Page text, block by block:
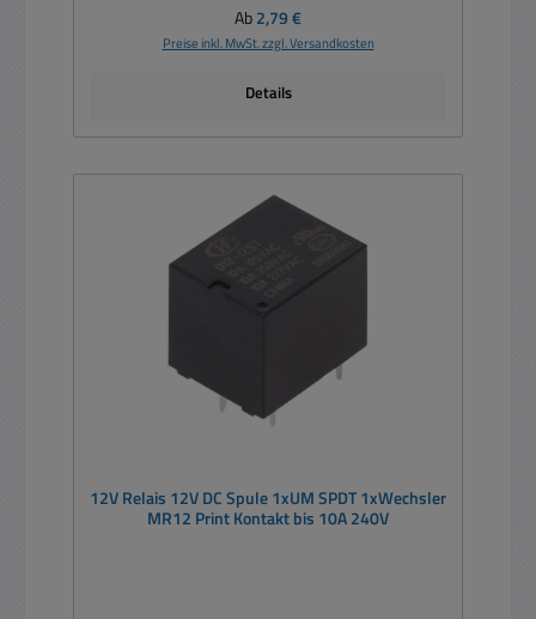
Regulärer Preis:
Ab2,79 €
Preise inkl. MwSt. zzgl. Versandkosten
Details
12V Relais 12V DC Spule 1xUM SPDT 1xWechsler
MR12 Print Kontakt bis 10A 240V